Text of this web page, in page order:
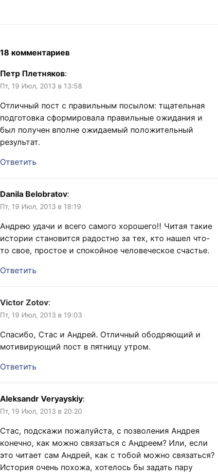
18 комментариев
Петр Плетняков:
Пт, 19 Июл, 2013 в 13:58
Отличный пост с правильным посылом: тщательная
подготовка сформировала правильные ожидания и
был получен вполне ожидаемый положительный
результат.
Ответить
Danila Belobratov:
Пт, 19 Июл, 2013 в 18:19
Андрею удачи и всего самого хорошего!! Читая такие
истории становится радостно за тех, кто нашел что-
то свое, простое и спокойное человеческое счастье.
Ответить
Victor Zotov:
Пт, 19 Июл, 2013 в 19:03
Спасибо, Стас и Андрей. Отличный ободряющий и
мотивирующий пост в пятницу утром.
Ответить
Aleksandr Veryayskiy:
Пт, 19 Июл, 2013 в 20:20
Стас, подскажи пожалуйста, с позволения Андрея
конечно, как можно связаться с Андреем? Или, если
это читает сам Андрей, как с тобой можно связаться?
История очень похожа, хотелось бы задать пару